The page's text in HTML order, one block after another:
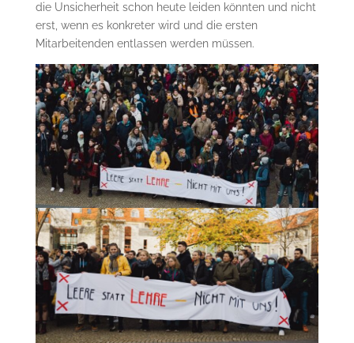
die Unsicherheit schon heute leiden könnten und nicht
erst, wenn es konkreter wird und die ersten
Mitarbeitenden entlassen werden müssen.